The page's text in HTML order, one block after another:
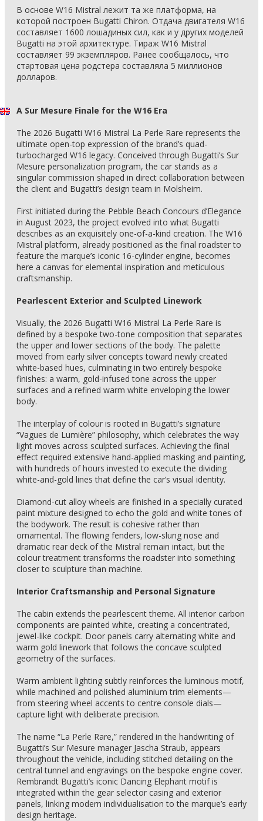
В основе W16 Mistral лежит та же платформа, на
которой построен Bugatti Chiron. Отдача двигателя W16
составляет 1600 лошадиных сил, как и у других моделей
Bugatti на этой архитектуре. Тираж W16 Mistral
составляет 99 экземпляров. Ранее сообщалось, что
стартовая цена родстера составляла 5 миллионов
долларов.
A Sur Mesure Finale for the W16 Era
The 2026 Bugatti W16 Mistral La Perle Rare represents the
ultimate open-top expression of the brand’s quad-
turbocharged W16 legacy. Conceived through Bugatti’s Sur
Mesure personalization program, the car stands as a
singular commission shaped in direct collaboration between
the client and Bugatti’s design team in Molsheim.
First initiated during the Pebble Beach Concours d’Elegance
in August 2023, the project evolved into what Bugatti
describes as an exquisitely one-of-a-kind creation. The W16
Mistral platform, already positioned as the final roadster to
feature the marque’s iconic 16-cylinder engine, becomes
here a canvas for elemental inspiration and meticulous
craftsmanship.
Pearlescent Exterior and Sculpted Linework
Visually, the 2026 Bugatti W16 Mistral La Perle Rare is
defined by a bespoke two-tone composition that separates
the upper and lower sections of the body. The palette
moved from early silver concepts toward newly created
white-based hues, culminating in two entirely bespoke
finishes: a warm, gold-infused tone across the upper
surfaces and a refined warm white enveloping the lower
body.
The interplay of colour is rooted in Bugatti’s signature
“Vagues de Lumière” philosophy, which celebrates the way
light moves across sculpted surfaces. Achieving the final
effect required extensive hand-applied masking and painting,
with hundreds of hours invested to execute the dividing
white-and-gold lines that define the car’s visual identity.
Diamond-cut alloy wheels are finished in a specially curated
paint mixture designed to echo the gold and white tones of
the bodywork. The result is cohesive rather than
ornamental. The flowing fenders, low-slung nose and
dramatic rear deck of the Mistral remain intact, but the
colour treatment transforms the roadster into something
closer to sculpture than machine.
Interior Craftsmanship and Personal Signature
The cabin extends the pearlescent theme. All interior carbon
components are painted white, creating a concentrated,
jewel-like cockpit. Door panels carry alternating white and
warm gold linework that follows the concave sculpted
geometry of the surfaces.
Warm ambient lighting subtly reinforces the luminous motif,
while machined and polished aluminium trim elements—
from steering wheel accents to centre console dials—
capture light with deliberate precision.
The name “La Perle Rare,” rendered in the handwriting of
Bugatti’s Sur Mesure manager Jascha Straub, appears
throughout the vehicle, including stitched detailing on the
central tunnel and engravings on the bespoke engine cover.
Rembrandt Bugatti’s iconic Dancing Elephant motif is
integrated within the gear selector casing and exterior
panels, linking modern individualisation to the marque’s early
design heritage.